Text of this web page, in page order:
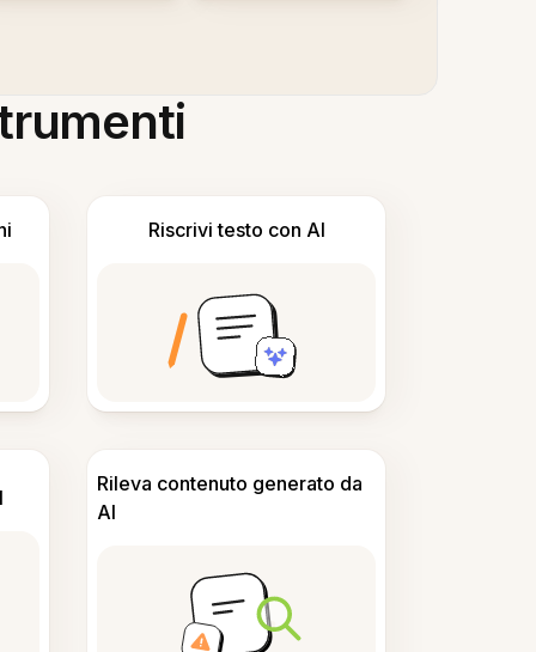
Riscrivi testo con AI
Rileva contenuto generato da
AI